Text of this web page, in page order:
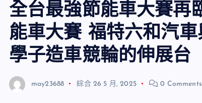
全台最強節能車大賽再
能車大賽 福特六和汽
學子造車競輪的伸展台
may23688 綜合 26 5 月, 2025 0 Comments